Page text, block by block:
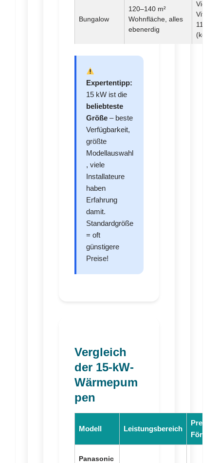
Bungalow
120–140 m²
Wohnfläche, alles
ebenerdig
11 kW
Expertentipp:
15 kW ist die
beliebteste
Größe – beste
Verfügbarkeit,
größte
Modellauswahl
, viele
Installateure
haben
Erfahrung
damit.
Standardgröße
= oft
günstigere
Preise!
Vergleich
der 15-kW-
Wärmepum
pen
Modell Leistungsbereich
Preis
Panasonic